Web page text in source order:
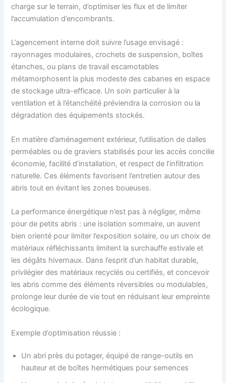
charge sur le terrain, d’optimiser les flux et de limiter
l’accumulation d’encombrants.
L’agencement interne doit suivre l’usage envisagé :
rayonnages modulaires, crochets de suspension, boîtes
étanches, ou plans de travail escamotables
métamorphosent la plus modeste des cabanes en espace
de stockage ultra-efficace. Un soin particulier à la
ventilation et à l’étanchéité préviendra la corrosion ou la
dégradation des équipements stockés.
En matière d’aménagement extérieur, l’utilisation de dalles
perméables ou de graviers stabilisés pour les accès concilie
économie, facilité d’installation, et respect de l’infiltration
naturelle. Ces éléments favorisent l’entretien autour des
abris tout en évitant les zones boueuses.
La performance énergétique n’est pas à négliger, même
pour de petits abris : une isolation sommaire, un auvent
bien orienté pour limiter l’exposition solaire, ou un choix de
matériaux réfléchissants limitent la surchauffe estivale et
les dégâts hivernaux. Dans l’esprit d’un habitat durable,
privilégier des matériaux recyclés ou certifiés, et concevoir
les abris comme des éléments réversibles ou modulables,
prolonge leur durée de vie tout en réduisant leur empreinte
écologique.
Exemple d’optimisation réussie :
Un abri près du potager, équipé de range-outils en
hauteur et de boîtes hermétiques pour semences